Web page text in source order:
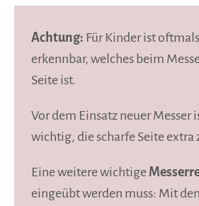
Achtung: Für Kinder ist
erkennbar, welches beim
Seite ist.
Vor dem Einsatz neuer Messer
wichtig, die scharfe Seite extra
Eine weitere wichtige
eingeübt werden muss: Mit